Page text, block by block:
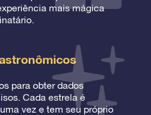
mais mágica
para obter dados
Cada estrela é
vez e tem seu próprio